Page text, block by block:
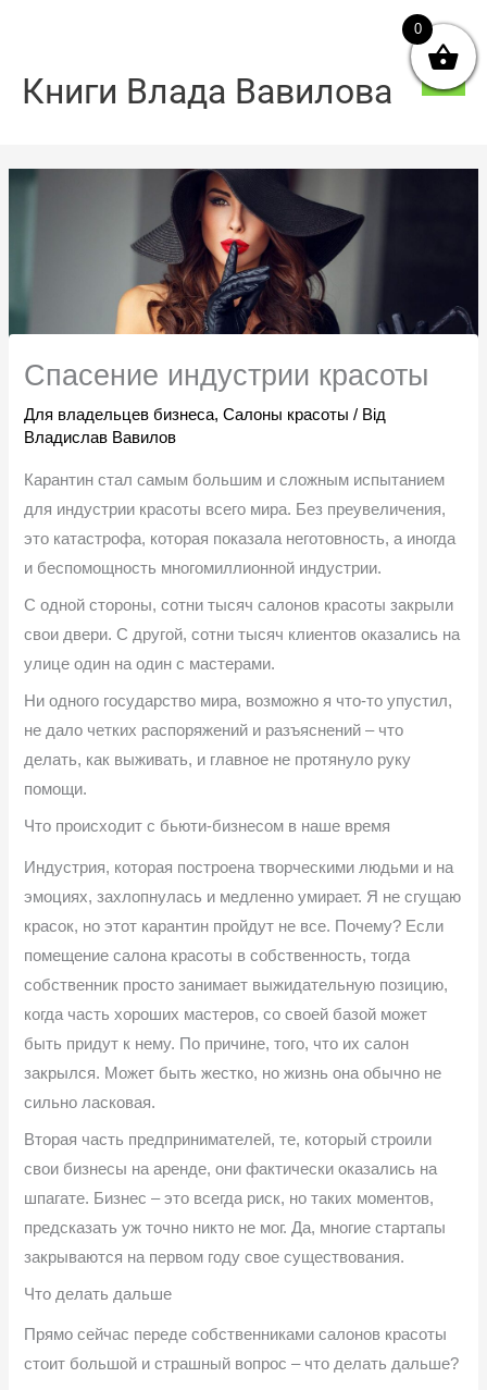
Книги Влада Вавилова
Спасение индустрии красоты
Для владельцев бизнеса,Салоны красоты / Від
Владислав Вавилов
Карантин стал самым большим и сложным испытанием
для индустрии красоты всего мира. Без преувеличения,
это катастрофа, которая показала неготовность, а иногда
и беспомощность многомиллионной индустрии.
С одной стороны, сотни тысяч салонов красоты закрыли
свои двери. С другой, сотни тысяч клиентов оказались на
улице один на один с мастерами.
Ни одного государство мира, возможно я что-то упустил,
не дало четких распоряжений и разъяснений – что
делать, как выживать, и главное не протянуло руку
помощи.
Что происходит с бьюти-бизнесом в наше время
Индустрия, которая построена творческими людьми и на
эмоциях, захлопнулась и медленно умирает. Я не сгущаю
красок, но этот карантин пройдут не все. Почему? Если
помещение салона красоты в собственность, тогда
собственник просто занимает выжидательную позицию,
когда часть хороших мастеров, со своей базой может
быть придут к нему. По причине, того, что их салон
закрылся. Может быть жестко, но жизнь она обычно не
сильно ласковая.
Вторая часть предпринимателей, те, который строили
свои бизнесы на аренде, они фактически оказались на
шпагате. Бизнес – это всегда риск, но таких моментов,
предсказать уж точно никто не мог. Да, многие стартапы
закрываются на первом году свое существования.
Что делать дальше
Прямо сейчас переде собственниками салонов красоты
стоит большой и страшный вопрос – что делать дальше?
0